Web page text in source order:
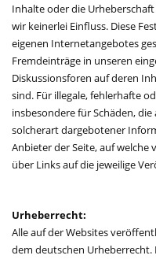
Inhalte oder die
wir keinerlei Einfluss. Diese
eigenen Internetangebotes
Fremdeinträge in unseren
Diskussionsforen auf deren
sind. Für illegale, fehlerhafte
insbesondere für Schäden,
solcherart dargebotener
Anbieter der Seite, auf welche
über Links auf die jeweilige
Urheberrecht:
Alle auf der Websites
dem deutschen Urheberrecht.